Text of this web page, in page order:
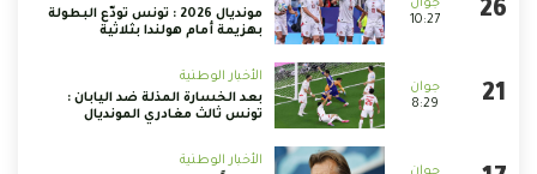
10:27
مونديال 2026 : تونس تودّع البطولة
بهزيمة أمام هولندا بثلاثية
8:29
الأخبار الوطنية
بعد الخسارة المذلة ضد اليابان :
تونس ثالث مغادري المونديال
الأخبار الوطنية